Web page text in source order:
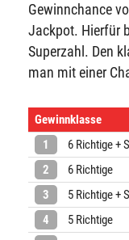
Gewinnchance
Jackpot. Hierfür
Superzahl. Den
man mit einer
Gewinnklasse
1
6 Richtige +
2
6 Richtige
3
5 Richtige +
4
5 Richtige